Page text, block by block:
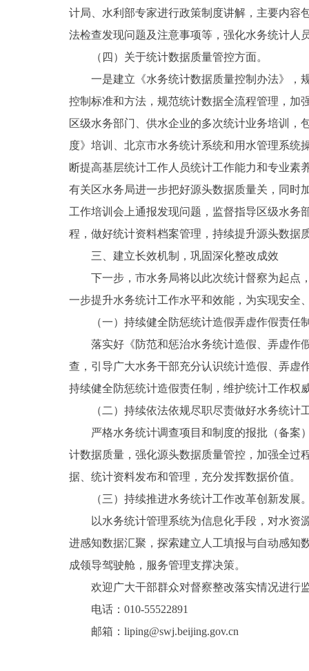
计局、水利部专家进行政策制度讲解，主要内容
法检查发现问题及注意事项等，强化水务统计人
（四）关于统计数据质量管控方面。
一是建立《水务统计数据质量控制办法》，
控制标准和方法，规范统计数据全流程管理，加
区级水务部门、供水企业的多次统计业务培训
度》培训、北京市水务统计系统和用水管理系
断提高基层统计工作人员统计工作能力和专业
有关区水务局进一步把好源头数据质量关，同时
工作培训会上通报发现问题，监督指导区级水务
程，做好统计资料档案管理，持续提升源头数据
三、建立长效机制，巩固深化整改成效
下一步，市水务局将以此次统计督察为起点
一步提升水务统计工作水平和效能，为实现安全
（一）持续健全防惩统计造假弄虚作假责任
落实好《防范和惩治水务统计造假、弄虚作
查，引导广大水务干部充分认识统计造假、弄虚
持续健全防惩统计造假责任制，维护统计工作权
（二）持续依法依规尽职尽责做好水务统计
严格水务统计调查项目和制度的报批（备案
计数据质量，强化源头数据质量管控，加强全过
据、统计资料发布和管理，充分发挥数据价值。
（三）持续推进水务统计工作改革创新发展
以水务统计管理系统为信息化手段，对水资
进感知数据汇聚，探索建立人工填报与自动感知
成领导驾驶舱，服务管理支撑决策。
欢迎广大干部群众对督察整改落实情况进行
电话：010-55522891
邮箱：liping@swj.beijing.gov.cn